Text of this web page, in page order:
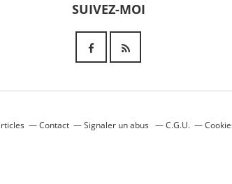
SUIVEZ-MOI
Contact Signaler un abus C.G.U.